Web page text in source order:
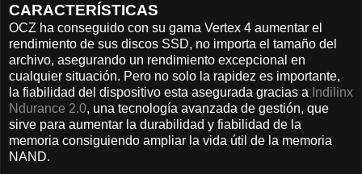
CARACTERÍSTICAS
OCZ ha conseguido con su gama Vertex 4 aumentar el
rendimiento de sus discos SSD, no importa el tamaño del
archivo, asegurando un rendimiento excepcional en
cualquier situación. Pero no solo la rapidez es importante,
la fiabilidad del dispositivo esta asegurada gracias a Indilinx
Ndurance 2.0, una tecnología avanzada de gestión, que
sirve para aumentar la durabilidad y fiabilidad de la
memoria consiguiendo ampliar la vida útil de la memoria
NAND.